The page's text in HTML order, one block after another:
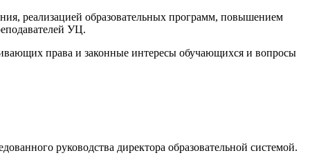
реализацией образовательных программ, повышением
УЦ.
права и законные интересы обучающихся и вопросы
руководства директора образовательной системой.